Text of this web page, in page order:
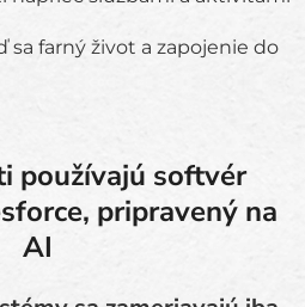
sa farný život a zapojenie do
používajú softvér
pripravený na
AI